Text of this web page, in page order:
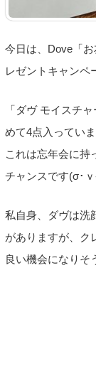
今日は、Dove「
レゼントキャン
「ダヴ モイスチ
めて4点入っていま
これは忘年会に持
チャンスです(σ･
私自身、ダヴは洗
がありますが、ク
良い機会になり